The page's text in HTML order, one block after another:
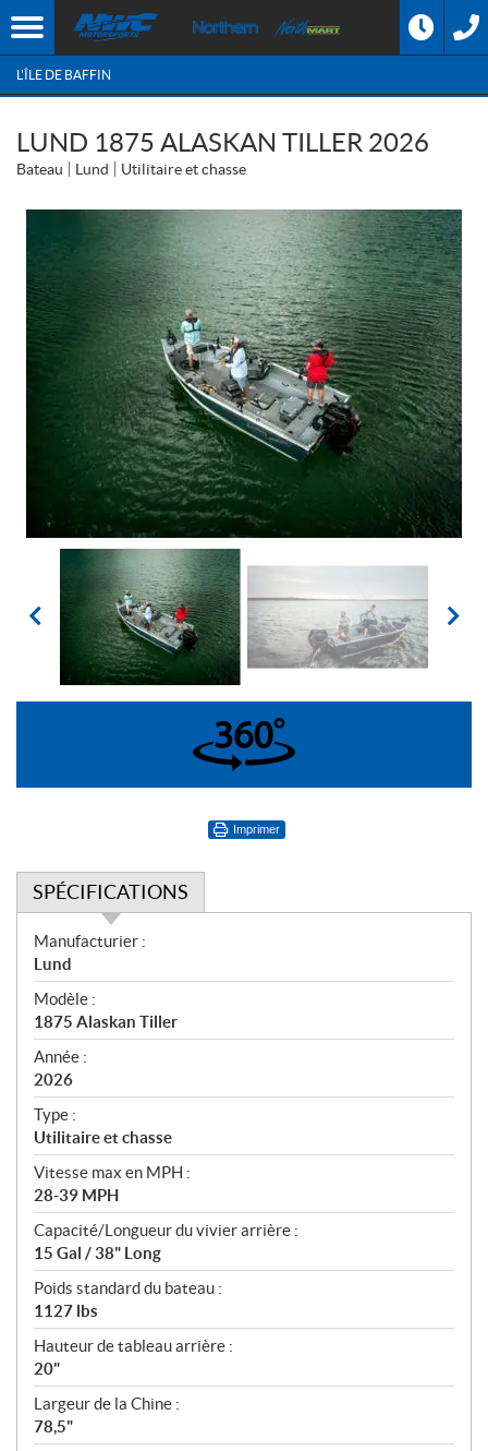
L'ÎLE DE BAFFIN
LUND 1875 ALASKAN TILLER 2026
Bateau Lund Utilitaire et chasse
360°
Imprimer
SPÉCIFICATIONS
S
p
é
c
i
f
i
c
a
t
i
o
n
s
Manufacturier :
Lund
Modèle :
1875 Alaskan Tiller
Année :
2026
Type :
Utilitaire et chasse
Vitesse max en MPH :
28-39 MPH
Capacité/Longueur du vivier arrière :
15 Gal / 38" Long
Poids standard du bateau :
1127 lbs
Hauteur de tableau arrière :
20"
Largeur de la Chine :
78,5"